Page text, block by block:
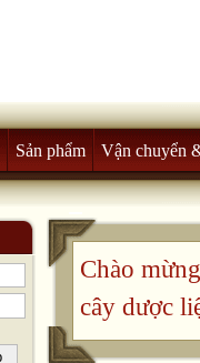
Sản phẩm Vận chuyển
Chào
cây dược